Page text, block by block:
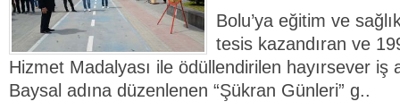
Bolu’ya eğitim ve
tesis kazandıran ve
Hizmet Madalyası ile ödüllendirilen hayırsever iş
Baysal adına düzenlenen “Şükran Günleri” g..